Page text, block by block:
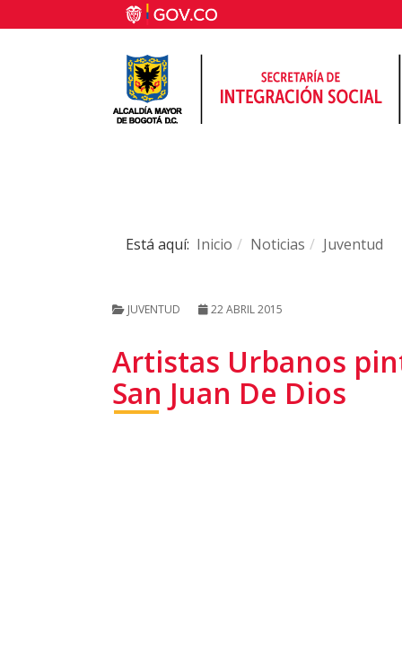
Está aquí: Inicio Noticias Juventud
JUVENTUD 22 ABRIL 2015
Artistas Urbanos
San Juan De Dios